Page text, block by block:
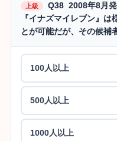
上級
Q38 2008年8月
『イナズマイレブン』
とが可能だが、その候補
100人以上
500人以上
1000人以上